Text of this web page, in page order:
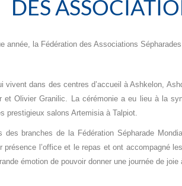
DES
année, la Fédération des Associations
vivent dans des centres d’accueil à Ashkelon,
et Olivier Granilic. La cérémonie a eu lieu à la
prestigieux salons Artemisia à Talpiot.
des branches de la Fédération Sépharade
présence l’office et le repas et ont accompagné
émotion de pouvoir donner une journée de